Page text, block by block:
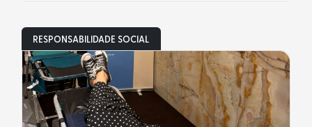
RESPONSABILIDADE SOCIAL